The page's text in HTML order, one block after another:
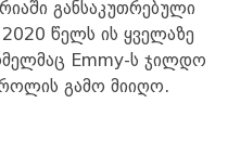
განსაკუთრებული
წელს ის ყველაზე
Emmy-ს ჯილდო
გამო მიიღო.